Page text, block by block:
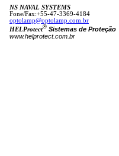
NS NAVAL SYSTEMS
Fone/Fax:+55-47-3369-4184
optolamp@optolamp.com.br
HELProtect® Sistemas de Proteção
www.helprotect.com.br